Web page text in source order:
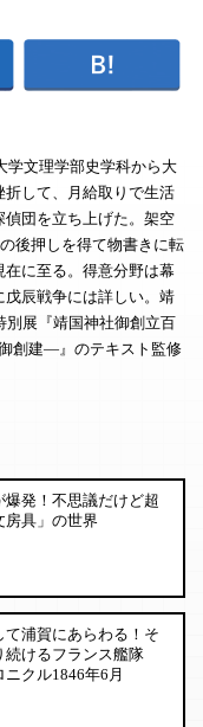
学文理学部史学科から大
して、月給取りで生活
偵団を立ち上げた。架空
後押しを得て物書きに転
に至る。得意分野は幕
辰戦争には詳しい。靖
別展『靖国神社御創立百
創建―』のテキスト監修
爆発！不思議だけど超
房具」の世界
浦賀にあらわる！そ
続けるフランス艦隊
クル1846年6月